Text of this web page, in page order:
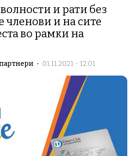
и рати без
членови и на сите
во рамки на
- 01.11.2021 - 12:01